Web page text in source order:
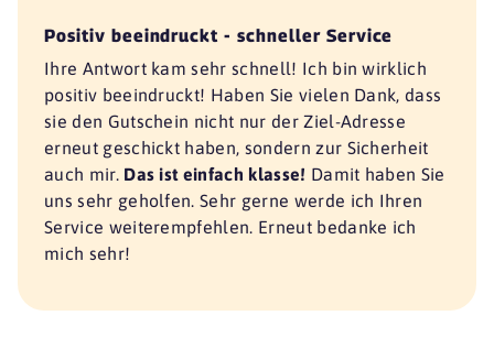
Positiv beeindruckt - schneller Service
Ihre Antwort kam sehr schnell! Ich bin wirklich
positiv beeindruckt! Haben Sie vielen Dank, dass
sie den Gutschein nicht nur der Ziel-Adresse
erneut geschickt haben, sondern zur Sicherheit
auch mir. Das ist einfach klasse! Damit haben Sie
uns sehr geholfen. Sehr gerne werde ich Ihren
Service weiterempfehlen. Erneut bedanke ich
mich sehr!